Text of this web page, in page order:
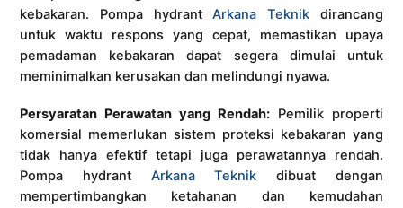
kebakaran. Pompa hydrantArkana Teknikdirancang
untuk waktu respons yang cepat, memastikan upaya
pemadaman kebakaran dapat segera dimulai untuk
meminimalkan kerusakan dan melindungi nyawa.
Persyaratan Perawatan yang Rendah:Pemilik properti
komersial memerlukan sistem proteksi kebakaran yang
tidak hanya efektif tetapi juga perawatannya rendah.
Pompa hydrant Arkana Teknik dibuat dengan
mempertimbangkan ketahanan dan kemudahan